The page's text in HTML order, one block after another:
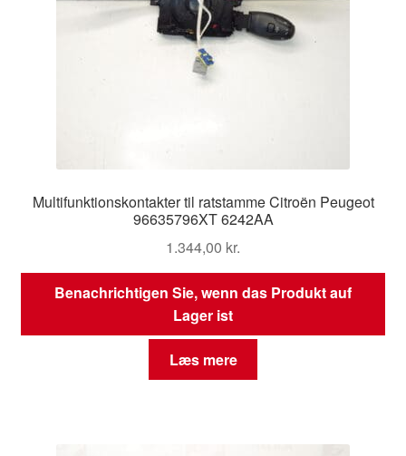
Multifunktionskontakter til ratstamme Citroën Peugeot
96635796XT 6242AA
1.344,00 kr.
Benachrichtigen Sie, wenn das Produkt auf
Lager ist
Læs mere